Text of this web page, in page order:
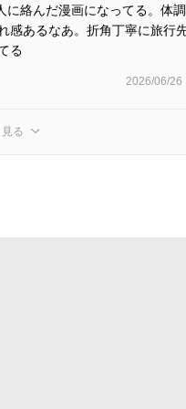
に絡んだ漫画になってる。体
感あるなあ。折角丁寧に旅行
る
2026/06/26
る